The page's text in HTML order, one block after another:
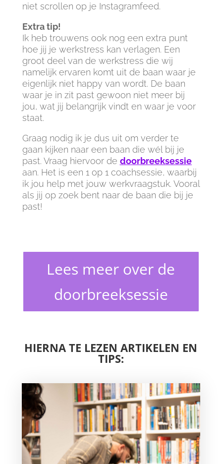
niet scrollen op je Instagramfeed.
Extra tip!
Ik heb trouwens ook nog een extra punt
hoe jij je werkstress kan verlagen. Een
groot deel van de werkstress die wij
namelijk ervaren komt uit de baan waar je
eigenlijk niet happy van wordt. De baan
waar je in zit past gewoon niet meer bij
jou, wat jij belangrijk vindt en waar je voor
staat.
Graag nodig ik je dus uit om verder te
gaan kijken naar een baan die wél bij je
past. Vraag hiervoor de doorbreeksessie
aan. Het is een 1 op 1 coachsessie, waarbij
ik jou help met jouw werkvraagstuk. Vooral
als jij op zoek bent naar de baan die bij je
past!
Lees meer over de
doorbreeksessie
HIERNA TE LEZEN ARTIKELEN EN
TIPS: